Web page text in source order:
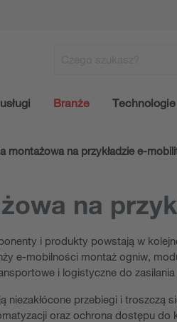
Branże Technologie
montażowa na przykładzie e-
na
i produkty powstają w
e-mobilności montaż ogniw,
i logistyczne do
niezakłócone przebiegi i
oraz ochrona dostępu do